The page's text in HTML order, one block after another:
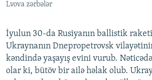
Lvova zərbələr
İyulun 30-da Rusiyanın ballistik raketi
Ukraynanın Dnepropetrovsk
kəndində yaşayış evini vurub.
olar ki, bütöv bir ailə həlak olub.